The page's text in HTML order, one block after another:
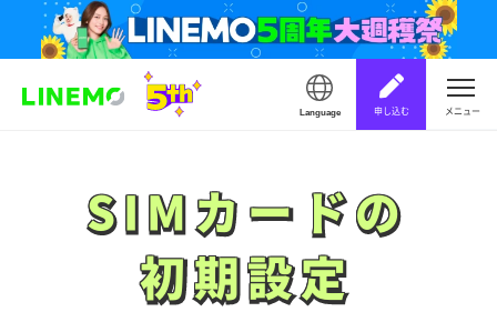
Language 申し込む メニュー
SIMカードの
初期設定
SIMカードの
初期設定